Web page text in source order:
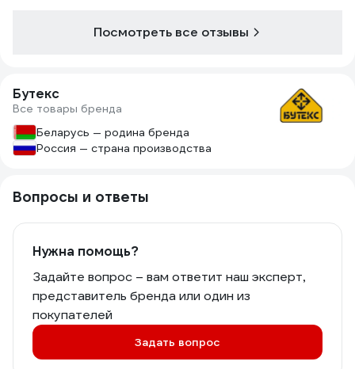
Посмотреть все отзывы
Бутекс
Все товары бренда
Беларусь — родина бренда
Россия — страна производства
Вопросы и ответы
Нужна помощь?
Задайте вопрос – вам ответит наш эксперт,
представитель бренда или один из
покупателей
Задать вопрос